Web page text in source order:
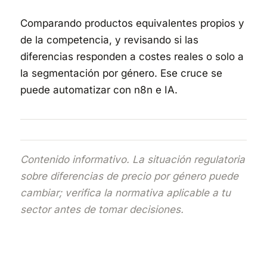
Comparando productos equivalentes propios y
de la competencia, y revisando si las
diferencias responden a costes reales o solo a
la segmentación por género. Ese cruce se
puede automatizar con n8n e IA.
Contenido informativo. La situación regulatoria
sobre diferencias de precio por género puede
cambiar; verifica la normativa aplicable a tu
sector antes de tomar decisiones.